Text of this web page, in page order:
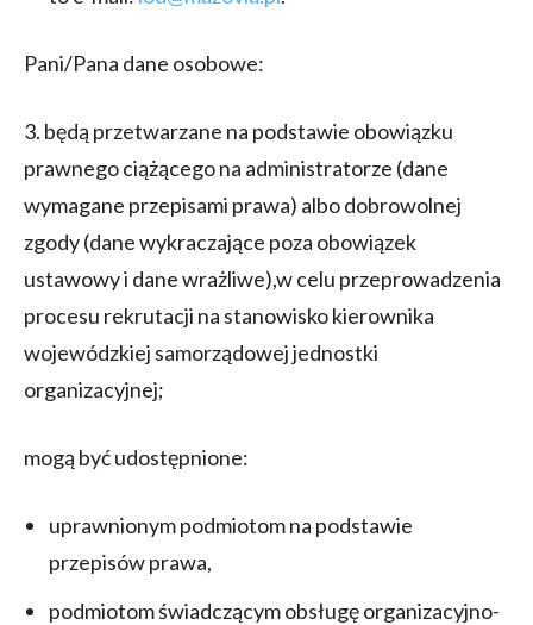
Pani/Pana dane osobowe:
3. będą przetwarzane na podstawie obowiązku
prawnego ciążącego na administratorze (dane
wymagane przepisami prawa) albo dobrowolnej
zgody (dane wykraczające poza obowiązek
ustawowy i dane wrażliwe),w celu przeprowadzenia
procesu rekrutacji na stanowisko kierownika
wojewódzkiej samorządowej jednostki
organizacyjnej;
mogą być udostępnione:
uprawnionym podmiotom na podstawie
przepisów prawa,
podmiotom świadczącym obsługę organizacyjno-